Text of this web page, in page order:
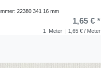
22380 341 16 mm
1 Meter | 1,65 € / Meter
1,65 € *